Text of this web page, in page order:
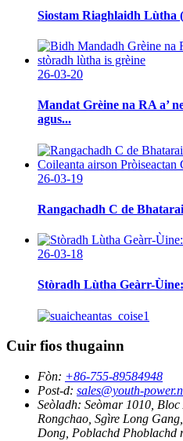
Siostam Riaghlaidh Lùtha
26-03-20
Mandat Grèine na RA a’
agus...
26-03-19
Rangachadh C de
26-03-18
Stòradh Lùtha Geàrr-
Cuir fios thugainn
Fòn: +86-755-89584948
Post-d: sales@youth-
Seòladh: Seòmar 1010,
Rongchao, Sgìre Long
Dong, Poblachd Phoblachd